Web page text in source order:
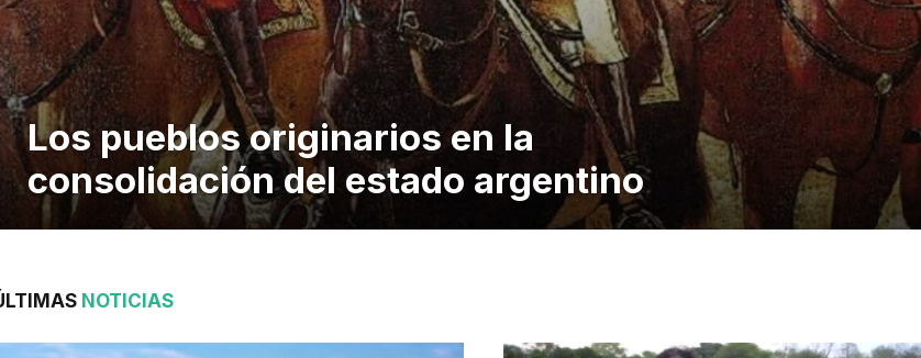
Los pueblos originarios en la
consolidación del estado argentino
NOTICIAS